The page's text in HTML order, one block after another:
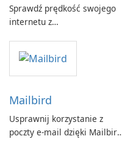
Sprawdź prędkość swojego
internetu z
GmbH!
Mailbird
Usprawnij korzystanie z
poczty e-mail dzięki Mailbird